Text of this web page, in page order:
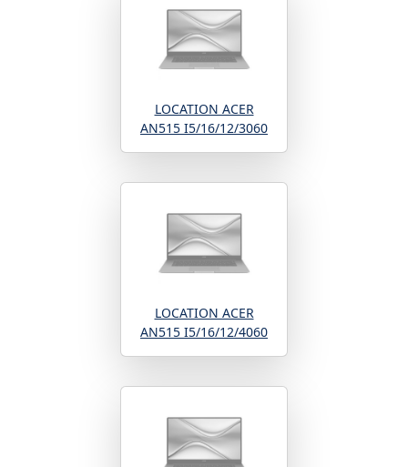
LOCATION ACER
AN515 I5/16/12/3060
LOCATION ACER
AN515 I5/16/12/4060